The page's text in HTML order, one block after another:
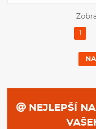
NEJLEPŠÍ